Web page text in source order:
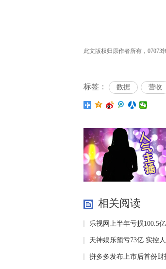
此文版权归原作者所有，07073
标签： 数据 营收
相关阅读
乐视网上半年亏损100.5
天神娱乐预亏73亿 实控
拼多多发布上市后首份财